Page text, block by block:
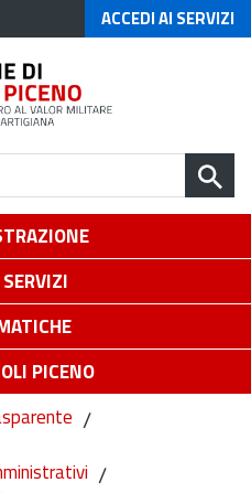
ACCEDI AI SERVIZI
PICENO
/
/